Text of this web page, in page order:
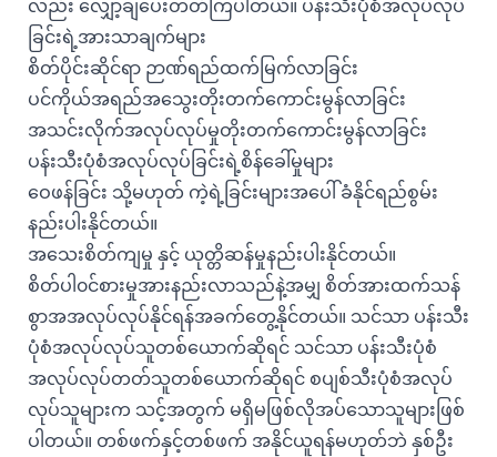
လည်း လျှော့ချပေးတတ်ကြပါတယ်။ ပန်းသီးပုံစံအလုပ်လုပ်
ခြင်းရဲ့အားသာချက်များ
စိတ်ပိုင်းဆိုင်ရာ ဉာဏ်ရည်ထက်မြက်လာခြင်း
ပင်ကိုယ်အရည်အသွေးတိုးတက်ကောင်းမွန်လာခြင်း
အသင်းလိုက်အလုပ်လုပ်မှုတိုးတက်ကောင်းမွန်လာခြင်း
ပန်းသီးပုံစံအလုပ်လုပ်ခြင်းရဲ့စိန်ခေါ်မှုများ
ဝေဖန်ခြင်း သို့မဟုတ် ကဲ့ရဲ့ခြင်းများအပေါ် ခံနိုင်ရည်စွမ်း
နည်းပါးနိုင်တယ်။
အသေးစိတ်ကျမှု နှင့် ယုတ္တိဆန်မှုနည်းပါးနိုင်တယ်။
စိတ်ပါ၀င်စားမှုအားနည်းလာသည်နဲ့အမျှ စိတ်အားထက်သန်
စွာအအလုပ်လုပ်နိုင်ရန်အခက်တွေ့နိုင်တယ်။ သင်သာ ပန်းသီး
ပုံစံအလုပ်လုပ်သူတစ်ယောက်ဆိုရင် သင်သာ ပန်းသီးပုံစံ
အလုပ်လုပ်တတ်သူတစ်ယောက်ဆိုရင် စပျစ်သီးပုံစံအလုပ်
လုပ်သူများက သင့်အတွက် မရှိမဖြစ်လိုအပ်သောသူများဖြစ်
ပါတယ်။ တစ်ဖက်နှင့်တစ်ဖက် အနိုင်ယူရန်မဟုတ်ဘဲ နှစ်ဦး